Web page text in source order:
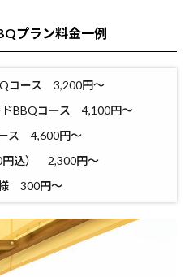
プラン料金一例
コース 3,200円～
ドBBQコース 4,100円～
ス 4,600円～
込） 2,300円〜
300円〜